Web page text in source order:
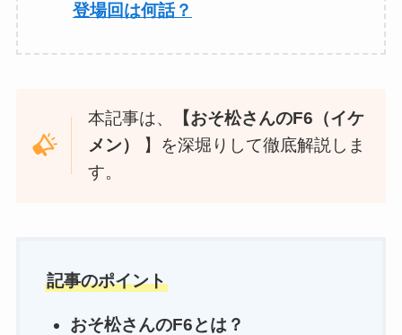
登場回は何話？
本記事は、 【おそ松さんのF6（イケ
メン）
】を深堀りして徹底解説しま
す。
記事のポイント
おそ松さんのF6とは？